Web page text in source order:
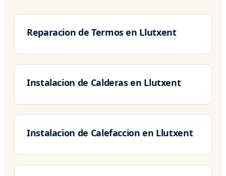
Reparacion de Termos en Llutxent
Instalacion de Calderas en Llutxent
Instalacion de Calefaccion en Llutxent